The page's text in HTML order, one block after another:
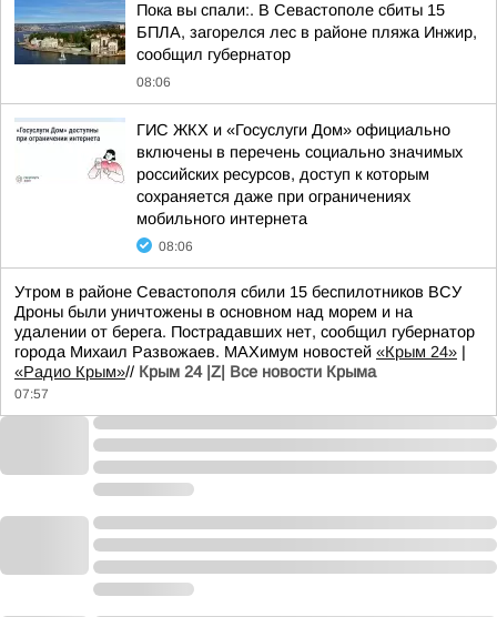
Пока вы спали:. В Севастополе сбиты 15
БПЛА, загорелся лес в районе пляжа Инжир,
сообщил губернатор
08:06
ГИС ЖКХ и «Госуслуги Дом» официально
включены в перечень социально значимых
российских ресурсов, доступ к которым
сохраняется даже при ограничениях
мобильного интернета
08:06
Утром в районе Севастополя сбили 15 беспилотников ВСУ
Дроны были уничтожены в основном над морем и на
удалении от берега. Пострадавших нет, сообщил губернатор
города Михаил Развожаев. MAXимум новостей «Крым 24» |
«Радио Крым»// Крым 24 |Z| Все новости Крыма
07:57